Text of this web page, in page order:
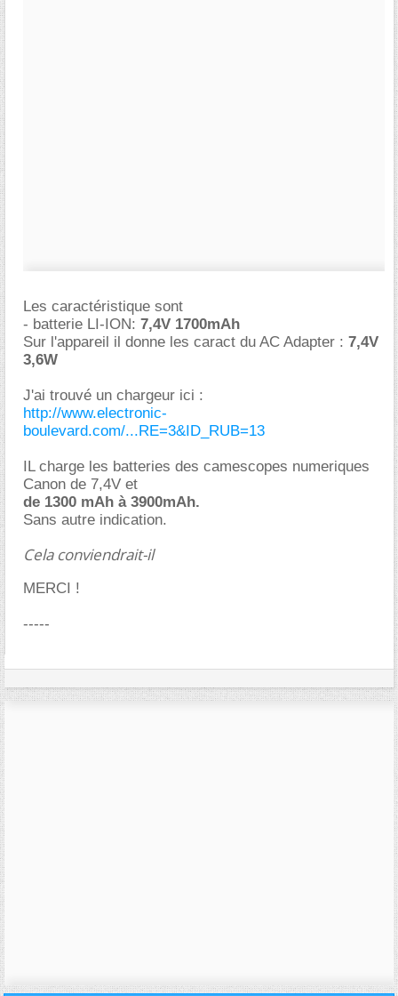
Les caractéristique sont
- batterie LI-ION: 7,4V 1700mAh
Sur l'appareil il donne les caract du AC Adapter : 7,4V
3,6W
J'ai trouvé un chargeur ici :
http://www.electronic-
boulevard.com/...RE=3&ID_RUB=13
IL charge les batteries des camescopes numeriques
Canon de 7,4V et
de 1300 mAh à 3900mAh.
Sans autre indication.
Cela conviendrait-il
MERCI !
-----